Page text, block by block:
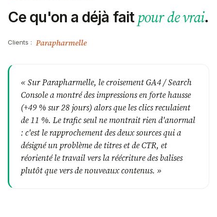
Ce qu'on a déjà fait pour de vrai.
Clients : Parapharmelle
« Sur Parapharmelle, le croisement GA4 / Search
Console a montré des impressions en forte hausse
(+49 % sur 28 jours) alors que les clics reculaient
de 11 %. Le trafic seul ne montrait rien d'anormal
: c'est le rapprochement des deux sources qui a
désigné un problème de titres et de CTR, et
réorienté le travail vers la réécriture des balises
plutôt que vers de nouveaux contenus. »